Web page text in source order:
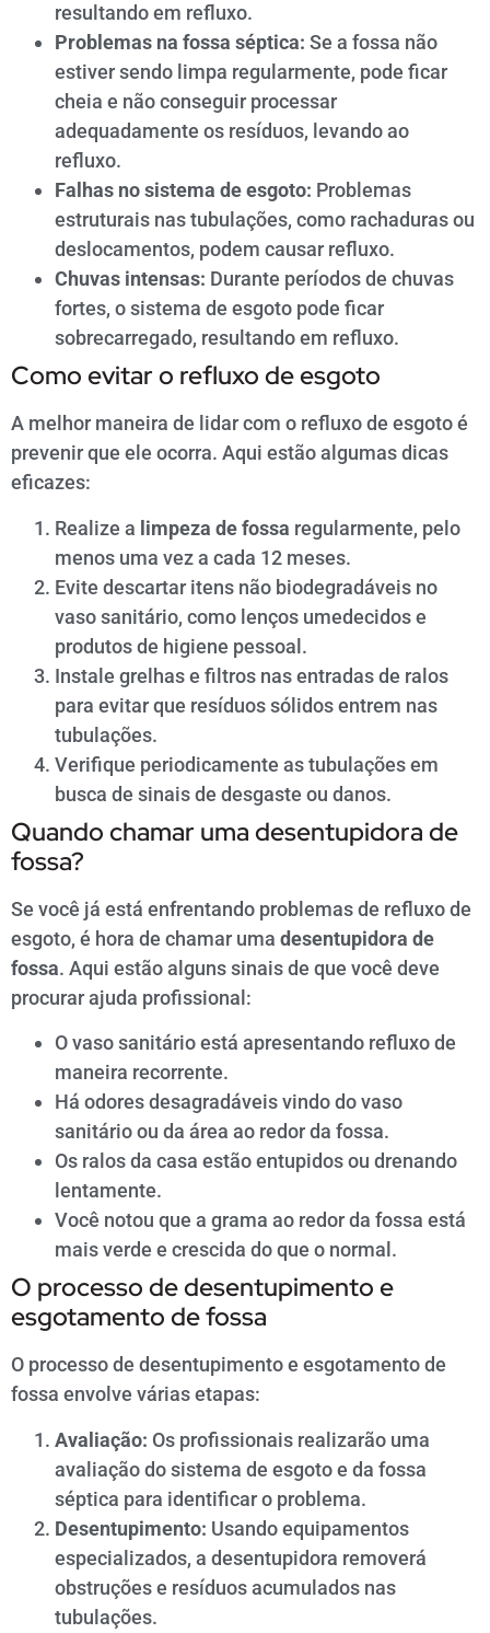
resultando em refluxo.
Problemas na fossa séptica: Se a fossa não
estiver sendo limpa regularmente, pode ficar
cheia e não conseguir processar
adequadamente os resíduos, levando ao
refluxo.
Falhas no sistema de esgoto: Problemas
estruturais nas tubulações, como rachaduras ou
deslocamentos, podem causar refluxo.
Chuvas intensas: Durante períodos de chuvas
fortes, o sistema de esgoto pode ficar
sobrecarregado, resultando em refluxo.
Como evitar o refluxo de esgoto
A melhor maneira de lidar com o refluxo de esgoto é
prevenir que ele ocorra. Aqui estão algumas dicas
eficazes:
Realize a limpeza de fossa regularmente, pelo
menos uma vez a cada 12 meses.
Evite descartar itens não biodegradáveis no
vaso sanitário, como lenços umedecidos e
produtos de higiene pessoal.
Instale grelhas e filtros nas entradas de ralos
para evitar que resíduos sólidos entrem nas
tubulações.
Verifique periodicamente as tubulações em
busca de sinais de desgaste ou danos.
Quando chamar uma desentupidora de
fossa?
Se você já está enfrentando problemas de refluxo de
esgoto, é hora de chamar uma desentupidora de
fossa. Aqui estão alguns sinais de que você deve
procurar ajuda profissional:
O vaso sanitário está apresentando refluxo de
maneira recorrente.
Há odores desagradáveis vindo do vaso
sanitário ou da área ao redor da fossa.
Os ralos da casa estão entupidos ou drenando
lentamente.
Você notou que a grama ao redor da fossa está
mais verde e crescida do que o normal.
O processo de desentupimento e
esgotamento de fossa
O processo de desentupimento e esgotamento de
fossa envolve várias etapas:
Avaliação: Os profissionais realizarão uma
avaliação do sistema de esgoto e da fossa
séptica para identificar o problema.
Desentupimento: Usando equipamentos
especializados, a desentupidora removerá
obstruções e resíduos acumulados nas
tubulações.